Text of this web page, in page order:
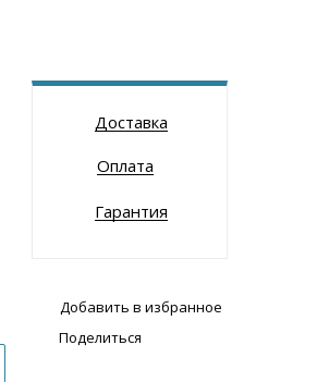
Доставка
Оплата
Гарантия
Добавить в избранное
Поделиться